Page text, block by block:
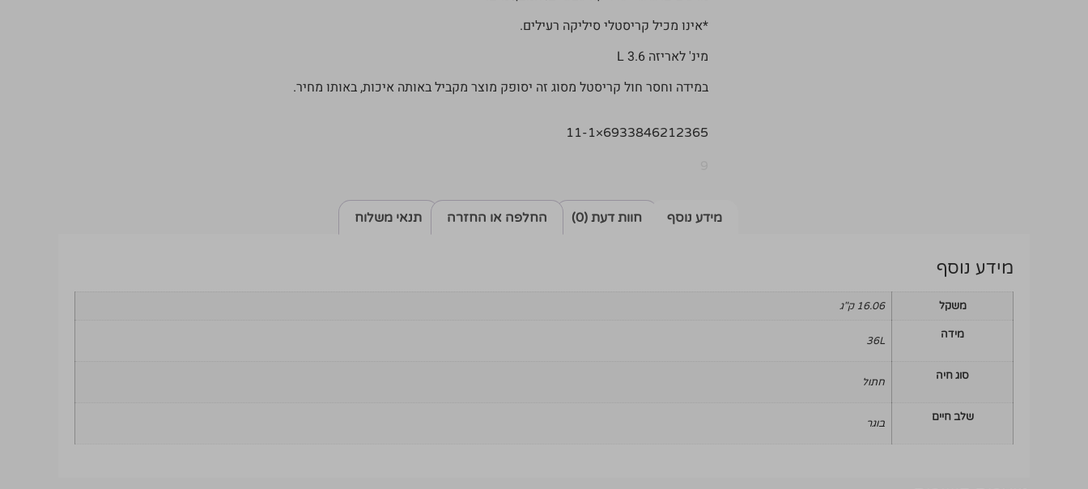
*אינו מכיל קריסטלי סיליקה רעילים.
מינ' לאריזה 3.6 L
במידה וחסר חול קריסטל מסוג זה יסופק מוצר מקביל באותה איכות, באותו מחיר.
6933846212365×11-1
מידע נוסף תנאי משלוח חוות דעת (0) החלפה או החזרה
מידע נוסף
משקל 16.06 ק"ג
מידה 36L
סוג חיה חתול
שלב חיים בוגר